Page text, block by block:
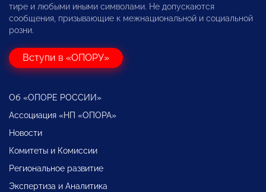
тире и любыми иными символами. Не допускаются
сообщения, призывающие к межнациональной и социальной
розни.
Вступи в «ОПОРУ»
Об «ОПОРЕ РОССИИ»
Ассоциация «НП «ОПОРА»
Новости
Комитеты и Комиссии
Региональное развитие
Экспертиза и Аналитика